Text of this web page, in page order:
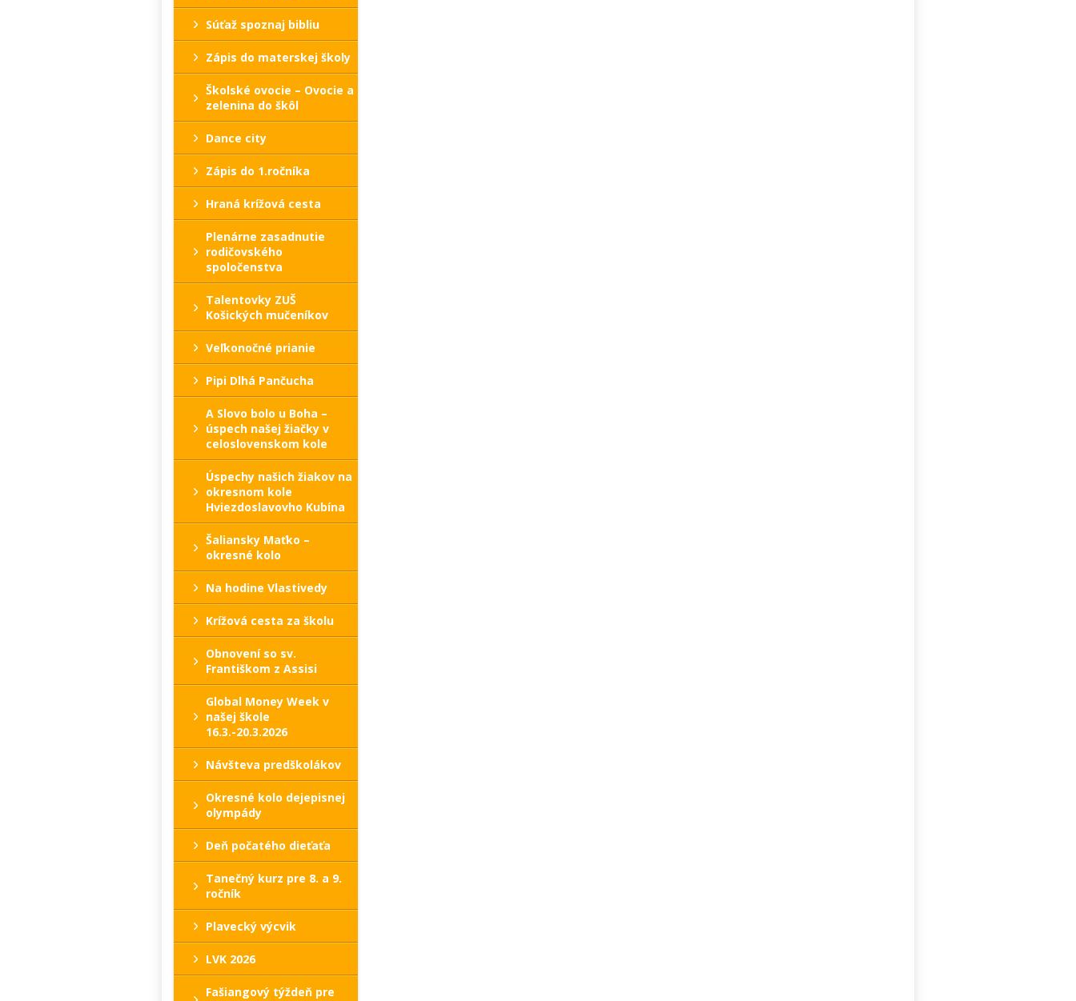
Súťaž spoznaj bibliu
Zápis do materskej školy
Školské ovocie – Ovocie a
zelenina do škôl
Dance city
Zápis do 1.ročníka
Hraná krížová cesta
Plenárne zasadnutie
rodičovského
spoločenstva
Talentovky ZUŠ
Košických mučeníkov
Veľkonočné prianie
Pipi Dlhá Pančucha
A Slovo bolo u Boha –
úspech našej žiačky v
celoslovenskom kole
Úspechy našich žiakov na
okresnom kole
Hviezdoslavovho Kubína
Šaliansky Maťko –
okresné kolo
Na hodine Vlastivedy
Krížová cesta za školu
Obnovení so sv.
Františkom z Assisi
Global Money Week v
našej škole
16.3.-20.3.2026
Návšteva predškolákov
Okresné kolo dejepisnej
olympády
Deň počatého dieťaťa
Tanečný kurz pre 8. a 9.
ročník
Plavecký výcvik
LVK 2026
Fašiangový týždeň pre